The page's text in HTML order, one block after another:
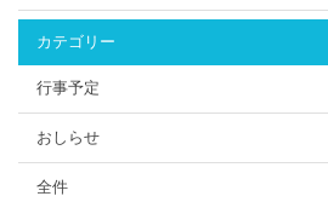
カテゴリー
行事予定
おしらせ
全件